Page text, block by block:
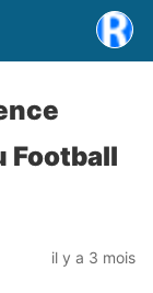
Football
il y a 3 mois